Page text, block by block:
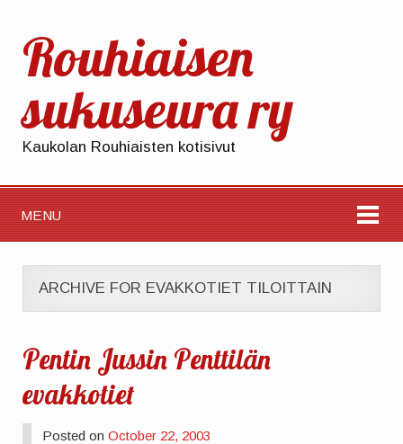
Rouhiaisen
sukuseura ry
Kaukolan Rouhiaisten kotisivut
MENU
ARCHIVE FOR EVAKKOTIET TILOITTAIN
Pentin Jussin Penttilän
evakkotiet
Posted onOctober 22, 2003